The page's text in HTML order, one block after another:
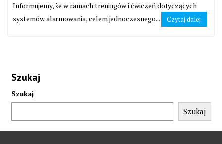
Informujemy, że w ramach treningów i ćwiczeń dotyczących
systemów alarmowania, celem jednoczesnego...
Czytaj dalej
Szukaj
Szukaj
Szukaj